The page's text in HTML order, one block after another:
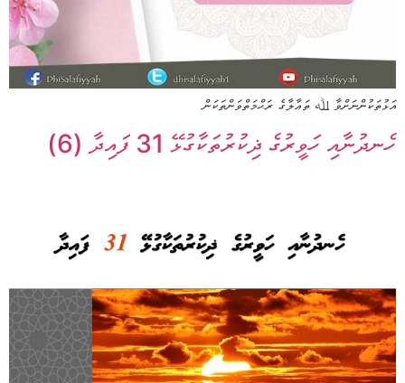
އަޅުތަކުންނަށްވާ ﷲ ތަޢާލާގެ ރަޙްމަތްވަންތަކަން
ހެނދުނާއި ހަވީރުގެ ޛިކުރުތަކާގުޅޭ 31 ފައިދާ (6)